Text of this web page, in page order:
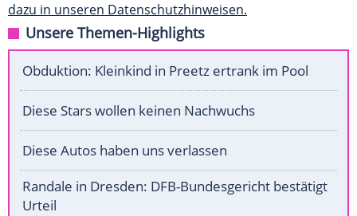
dazu in unseren Datenschutzhinweisen.
Unsere Themen-Highlights
Obduktion: Kleinkind in Preetz ertrank im Pool
Diese Stars wollen keinen Nachwuchs
Diese Autos haben uns verlassen
Randale in Dresden: DFB-Bundesgericht bestätigt
Urteil